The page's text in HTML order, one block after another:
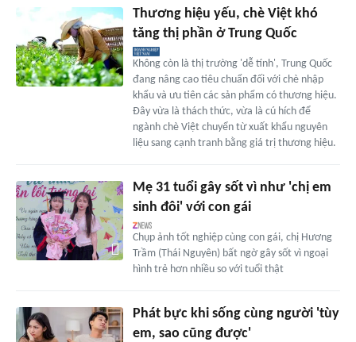
Thương hiệu yếu, chè Việt khó
tăng thị phần ở Trung Quốc
Không còn là thị trường 'dễ tính', Trung Quốc
đang nâng cao tiêu chuẩn đối với chè nhập
khẩu và ưu tiên các sản phẩm có thương hiệu.
Đây vừa là thách thức, vừa là cú hích để
ngành chè Việt chuyển từ xuất khẩu nguyên
liệu sang cạnh tranh bằng giá trị thương hiệu.
Mẹ 31 tuổi gây sốt vì như 'chị em
sinh đôi' với con gái
Chụp ảnh tốt nghiệp cùng con gái, chị Hương
Trầm (Thái Nguyên) bất ngờ gây sốt vì ngoại
hình trẻ hơn nhiều so với tuổi thật
Phát bực khi sống cùng người 'tùy
em, sao cũng được'